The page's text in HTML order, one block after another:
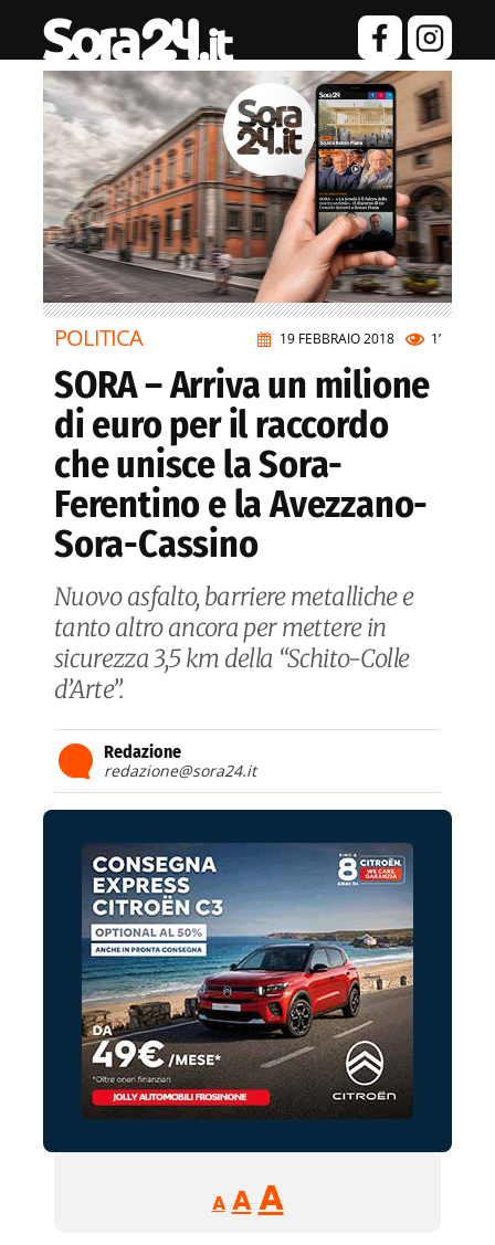
19 FEBBRAIO 2018 1’
POLITICA
SORA – Arriva un milione
di euro per il raccordo
che unisce la Sora-
Ferentino e la Avezzano-
Sora-Cassino
Nuovo asfalto, barriere metalliche e
tanto altro ancora per mettere in
sicurezza 3,5 km della “Schito-Colle
d’Arte”.
Redazione
redazione@sora24.it
A
Reducir
tamaño
A Restablecer
AAumentar